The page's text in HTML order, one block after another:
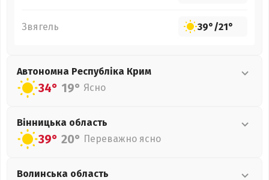
Звягель 39°/21°
Автономна Республіка Крим
34° 19° Ясно
Вінницька область
39° 20° Переважно ясно
Волинська область